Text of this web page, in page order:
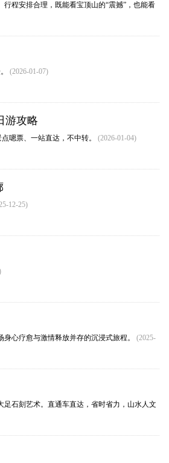
程安排合理，既能看宝顶山的“震撼”，也能看
(2026-01-07)
游攻略
嗯票、一站直达，不中转。 (2026-01-04)
12-25)
心疗愈与激情释放并存的沉浸式旅程。 (2025-
石刻艺术。直通车直达，省时省力，山水人文